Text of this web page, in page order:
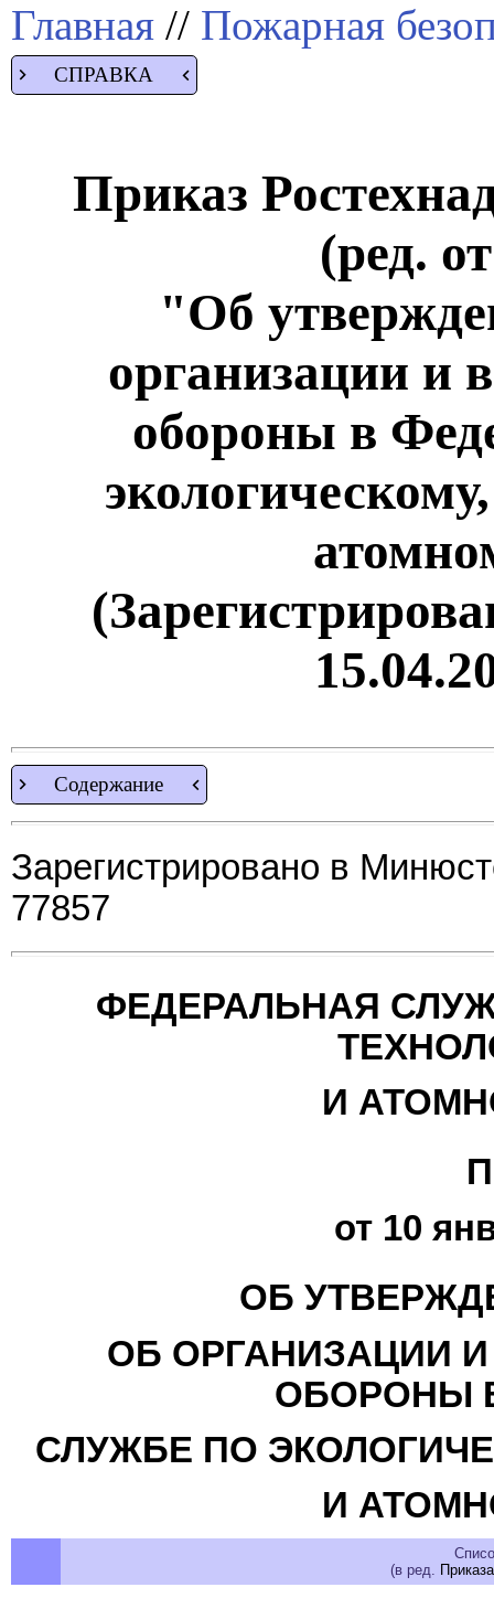
Главная // Пожарная
СПРАВКА
Приказ
(ред.
"Об
организации и
обороны в
Содержание
Зарегистрировано в
77857
ФЕДЕРАЛЬНАЯ
И
от 10
ОБ
ОБ ОРГАНИЗАЦИИ
ОБОРОНЫ
СЛУЖБЕ ПО
И
(в ред. Приказа